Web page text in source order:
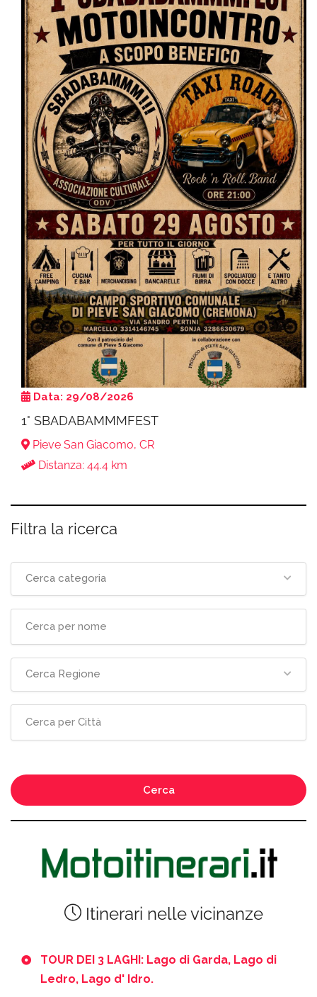
Data: 29/08/2026
1° SBADABAMMMFEST
Pieve San Giacomo, CR
Distanza: 44.4 km
Filtra la ricerca
Cerca categoria
Cerca Regione
Cerca
Itinerari nelle vicinanze
TOUR DEI 3 LAGHI: Lago di Garda, Lago di
Ledro, Lago d' Idro.